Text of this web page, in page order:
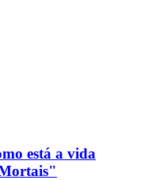
está a vida